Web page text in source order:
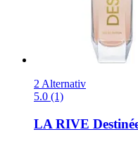
2 Alternativ
5.0 (1)
LA RIVE